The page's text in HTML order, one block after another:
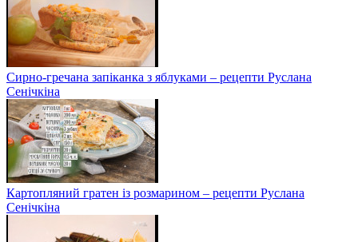
Сирно-гречана запіканка з яблуками – рецепти Руслана
Сенічкіна
Картопляний гратен із розмарином – рецепти Руслана
Сенічкіна